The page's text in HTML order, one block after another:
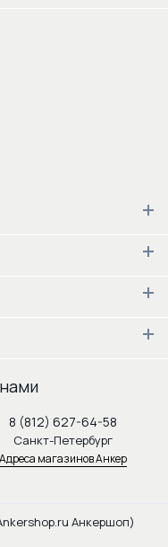
8 (812) 627-64-58
Санкт-Петербург
Адреса магазинов Анкер
Анкершоп)